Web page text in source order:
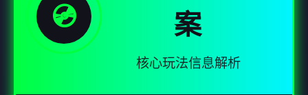
💿
案
核心玩法信息解析